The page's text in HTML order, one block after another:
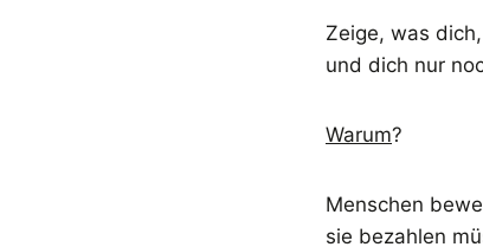
Zeige, was
und dich nur
Warum?
Menschen
sie bezahlen